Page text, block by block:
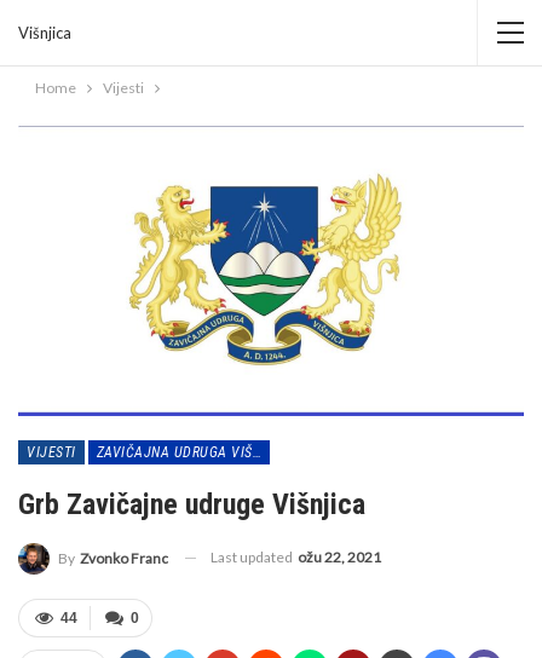
Višnjica
Home Vijesti
VIJESTI
Grb Zavičajne udruge Višnjica
By Zvonko Franc Last updated ožu 22, 2021
0
44